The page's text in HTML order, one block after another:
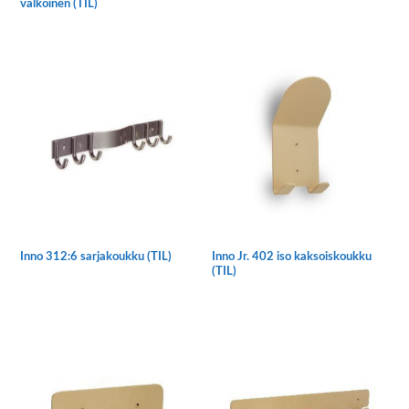
valkoinen (TIL)
Inno 312:6 sarjakoukku (TIL)
Inno Jr. 402 iso kaksoiskoukku
(TIL)